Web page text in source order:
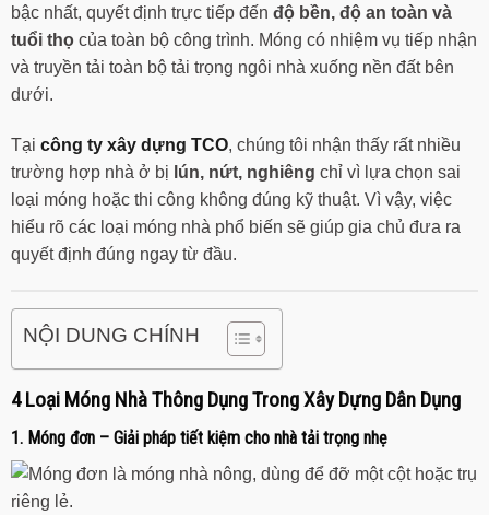
bậc nhất, quyết định trực tiếp đến độ bền, độ an toàn và
tuổi thọ của toàn bộ công trình. Móng có nhiệm vụ tiếp nhận
và truyền tải toàn bộ tải trọng ngôi nhà xuống nền đất bên
dưới.
Tại công ty xây dựng TCO, chúng tôi nhận thấy rất nhiều
trường hợp nhà ở bị lún, nứt, nghiêng chỉ vì lựa chọn sai
loại móng hoặc thi công không đúng kỹ thuật. Vì vậy, việc
hiểu rõ các loại móng nhà phổ biến sẽ giúp gia chủ đưa ra
quyết định đúng ngay từ đầu.
NỘI DUNG CHÍNH
4 Loại Móng Nhà Thông Dụng Trong Xây Dựng Dân Dụng
1. Móng đơn – Giải pháp tiết kiệm cho nhà tải trọng nhẹ